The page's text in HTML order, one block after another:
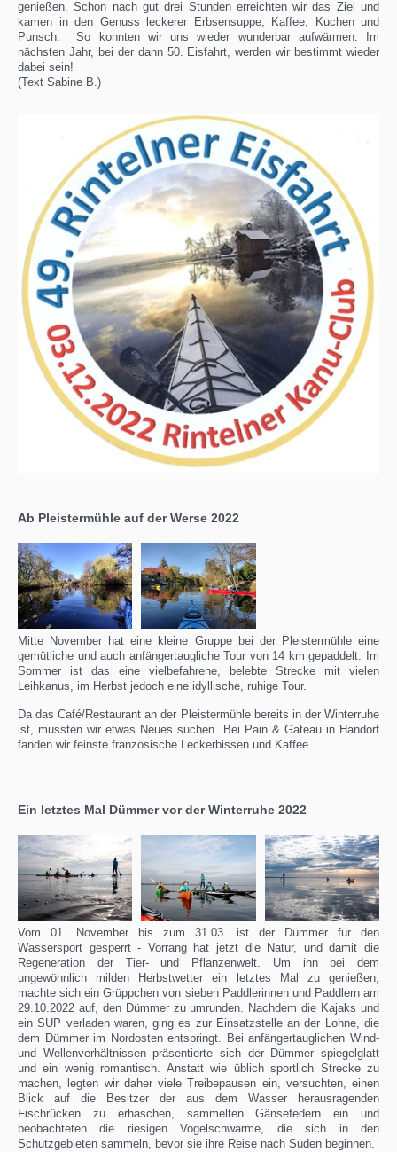
genießen. Schon nach gut drei Stunden erreichten wir das Ziel und
kamen in den Genuss leckerer Erbsensuppe, Kaffee, Kuchen und
Punsch. So konnten wir uns wieder wunderbar aufwärmen. Im
nächsten Jahr, bei der dann 50. Eisfahrt, werden wir bestimmt wieder
dabei sein!
(Text Sabine B.)
Ab Pleistermühle auf der Werse 2022
Mitte November hat eine kleine Gruppe bei der Pleistermühle eine
gemütliche und auch anfängertaugliche Tour von 14 km gepaddelt. Im
Sommer ist das eine vielbefahrene, belebte Strecke mit vielen
Leihkanus, im Herbst jedoch eine idyllische, ruhige Tour.
Da das Café/Restaurant an der Pleistermühle bereits in der Winterruhe
ist, mussten wir etwas Neues suchen. Bei Pain & Gateau in Handorf
fanden wir feinste französische Leckerbissen und Kaffee.
Ein letztes Mal Dümmer vor der Winterruhe 2022
Vom 01. November bis zum 31.03. ist der Dümmer für den
Wassersport gesperrt - Vorrang hat jetzt die Natur, und damit die
Regeneration der Tier- und Pflanzenwelt. Um ihn bei dem
ungewöhnlich milden Herbstwetter ein letztes Mal zu genießen,
machte sich ein Grüppchen von sieben Paddlerinnen und Paddlern am
29.10.2022 auf, den Dümmer zu umrunden. Nachdem die Kajaks und
ein SUP verladen waren, ging es zur Einsatzstelle an der Lohne, die
dem Dümmer im Nordosten entspringt. Bei anfängertauglichen Wind-
und Wellenverhältnissen präsentierte sich der Dümmer spiegelglatt
und ein wenig romantisch. Anstatt wie üblich sportlich Strecke zu
machen, legten wir daher viele Treibepausen ein, versuchten, einen
Blick auf die Besitzer der aus dem Wasser herausragenden
Fischrücken zu erhaschen, sammelten Gänsefedern ein und
beobachteten die riesigen Vogelschwärme, die sich in den
Schutzgebieten sammeln, bevor sie ihre Reise nach Süden beginnen.